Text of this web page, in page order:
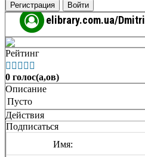
Регистрация Войти
elibrary.com.ua/Dmitri
Рейтинг
    
0 голос(а,ов)
Описание
Пусто
Действия
Подписаться
Имя: